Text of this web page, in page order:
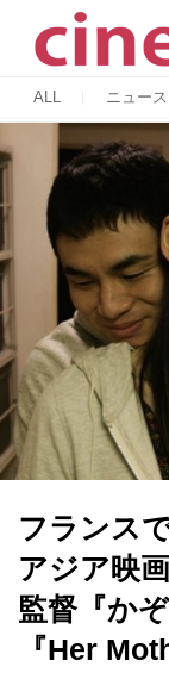
ALL ニュー
フランス
アジア映
監督『か
『Her